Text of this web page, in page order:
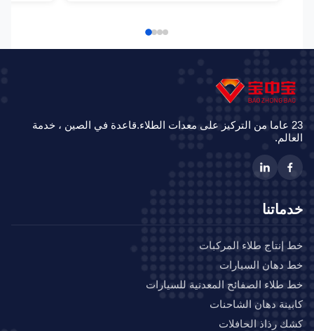
23 عاما من التركيز على معدات الطلاء.قاعدة في الصين ، خدمة
طلاء المركبات
دهان السيارات
الصفائح المعدنية للسيارات
دهان الشاحنات
رذاذ الحافلات